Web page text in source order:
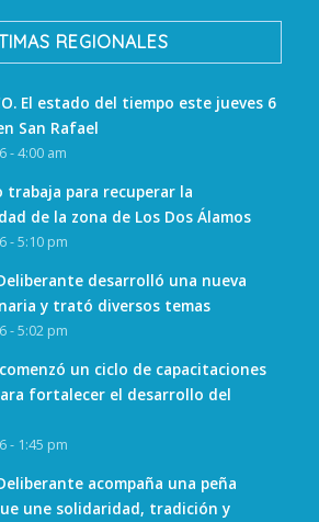
REGIONALES
El estado del tiempo este jueves 6
San Rafael
- 4:00 am
trabaja para recuperar la
de la zona de Los Dos Álamos
- 5:10 pm
desarrolló una nueva
y trató diversos temas
- 5:02 pm
un ciclo de capacitaciones
fortalecer el desarrollo del
- 1:45 pm
acompaña una peña
une solidaridad, tradición y